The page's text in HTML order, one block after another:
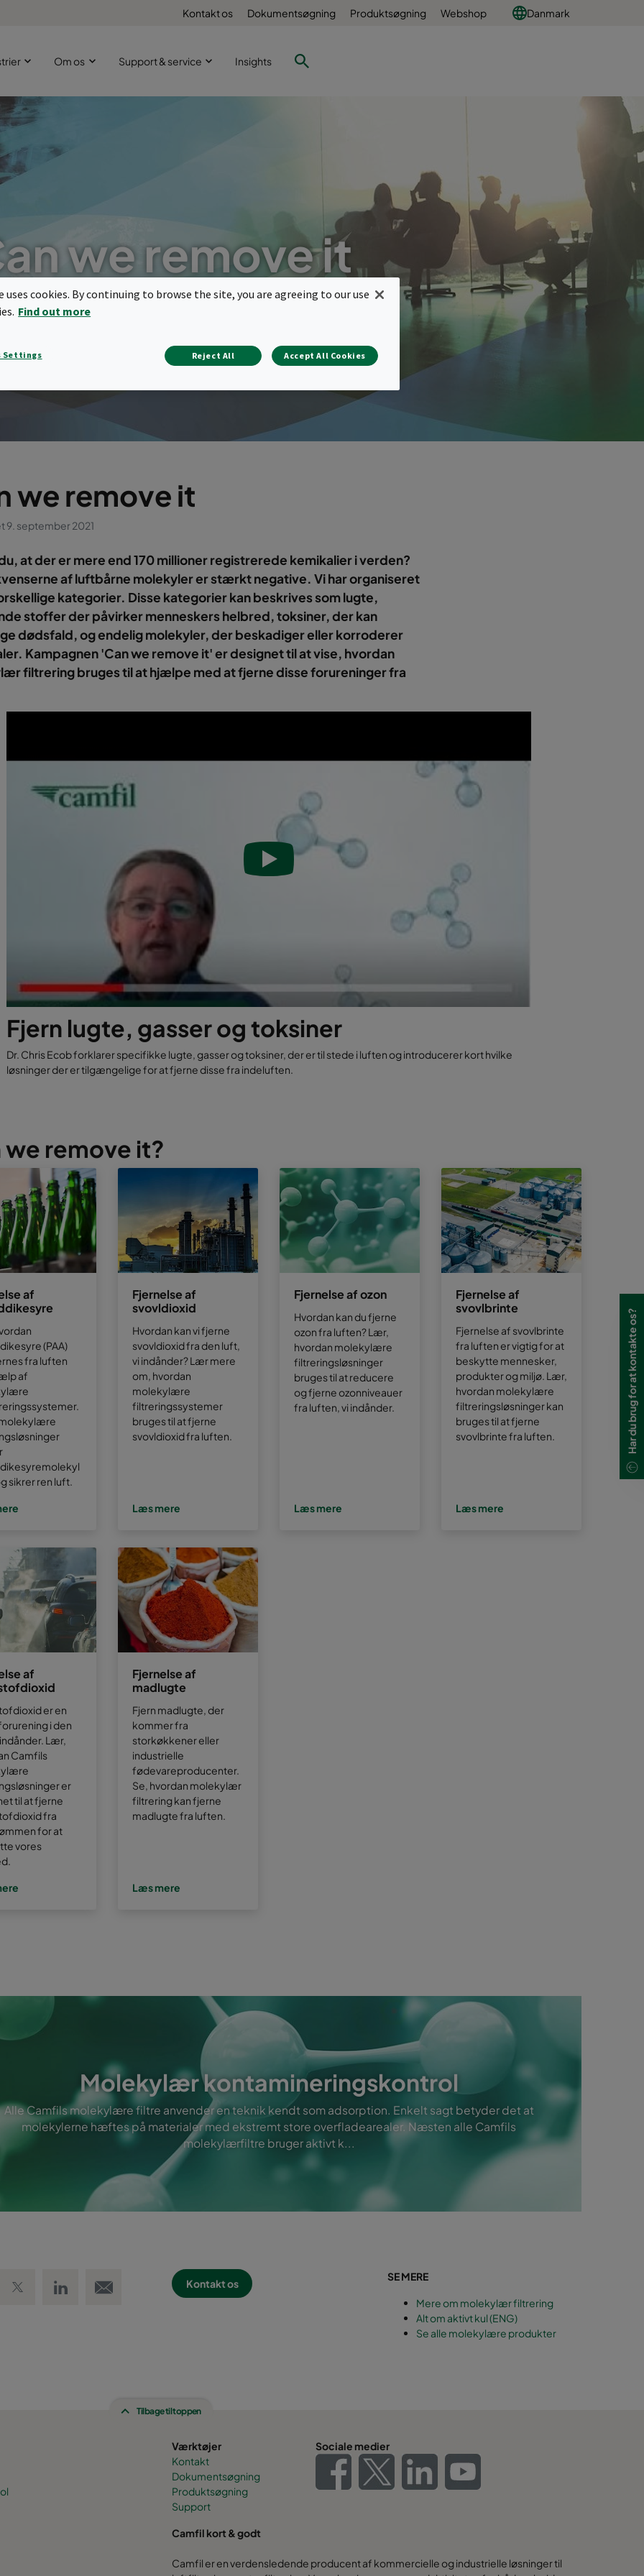
Kontakt os Dokumentsøgning Produktsøgning Webshop Danmark
Om os Support & service Insights
we remove it
til molekylær kontamineringskontrol
we remove it
9. september 2021
at der er mere end 170 millioner registrerede kemikalier i verden?
af luftbårne molekyler er stærkt negative. Vi har organiseret
kategorier. Disse kategorier kan beskrives som lugte,
stoffer der påvirker menneskers helbred, toksiner, der kan
dødsfald, og endelig molekyler, der beskadiger eller korroderer
Kampagnen 'Can we remove it' er designet til at vise, hvordan
filtrering bruges til at hjælpe med at fjerne disse forureninger fra
Fjern lugte, gasser og toksiner
Dr. Chris Ecob forklarer specifikke lugte, gasser og toksiner, der er til stede i luften og introducerer kort hvilke
løsninger der er tilgængelige for at fjerne disse fra indeluften.
we remove it?
af
(PAA)
fra luften
af
sikrer ren luft.
Fjernelse af
svovldioxid
Hvordan kan vi fjerne
svovldioxid fra den luft,
vi indånder? Lær mere
om, hvordan
molekylære
filtreringssystemer
bruges til at fjerne
svovldioxid fra luften.
Læs mere
Fjernelse af ozon
Hvordan kan du fjerne
ozon fra luften? Lær,
hvordan molekylære
filtreringsløsninger
bruges til at reducere
og fjerne ozonniveauer
fra luften, vi indånder.
Læs mere
Fjernelse af
svovlbrinte
Fjernelse af svovlbrinte
fra luften er vigtig for at
beskytte mennesker,
produkter og miljø. Lær,
hvordan molekylære
filtreringsløsninger kan
bruges til at fjerne
svovlbrinte fra luften.
Læs mere
af
er en
i den
Lær,
Camfils
er
til at fjerne
fra
for at
vores
Fjernelse af
madlugte
Fjern madlugte, der
kommer fra
storkøkkener eller
industrielle
fødevareproducenter.
Se, hvordan molekylær
filtrering kan fjerne
madlugte fra luften.
Læs mere
Molekylær kontamineringskontrol
Alle Camfils molekylære filtre anvender en teknik kendt som adsorption. Enkelt sagt betyder det at
molekylerne hæftes på materialer med ekstremt store overfladearealer. Næsten alle Camfils
molekylærfiltre bruger aktivt k...
Kontakt os
SE MERE
Mere om molekylær filtrering
Alt om aktivt kul (ENG)
Se alle molekylære produkter
Tilbage til toppen
Værktøjer
Kontakt
Dokumentsøgning
Produktsøgning
Support
Sociale medier
Camfil kort & godt
Camfil er en verdensledende producent af kommercielle og industrielle løsninger til
Har du brug for at kontakte os?
uses cookies. By continuing to browse the site, you are agreeing to our use
Find out more
Settings Reject All Accept All Cookies